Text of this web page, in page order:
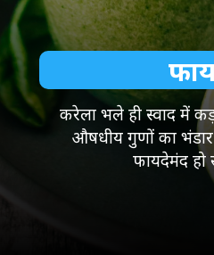
करेला भले ही स्वाद में
औषधीय गुणों का
फायदेमंद हो